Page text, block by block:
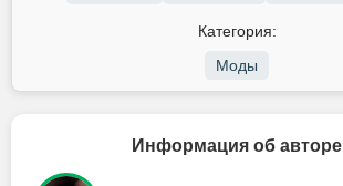
Категория:
Моды
Информация об авторе